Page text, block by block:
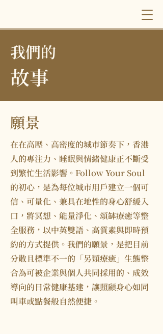
​我們的
故事
願景
在在高壓、高密度的城市節奏下，香港
人的專注力、睡眠與情緒健康正不斷受
到繁忙生活影響。Follow Your Soul
的初心，是為每位城市用戶建立一個可
信、可量化、兼具在地性的身心舒緩入
口，將冥想、能量淨化、頌缽療癒等整
全服務，以中英雙語、高質素與即時預
約的方式提供。我們的願景，是把目前
分散且標準不一的「另類療癒」生態整
合為可被企業與個人共同採用的、成效
導向的日常健康基建，讓照顧身心如同
叫車或點餐般自然便捷。